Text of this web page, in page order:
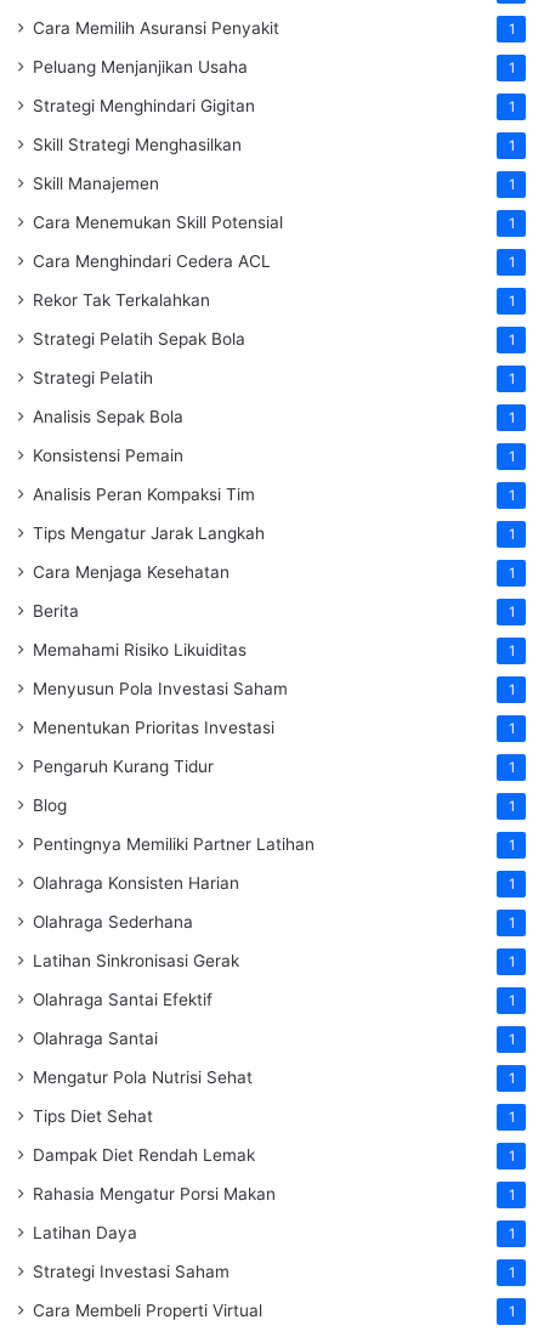
Cara Memilih Asuransi Penyakit 1
Peluang Menjanjikan Usaha 1
Strategi Menghindari Gigitan 1
Skill Strategi Menghasilkan 1
Skill Manajemen 1
Cara Menemukan Skill Potensial 1
Cara Menghindari Cedera ACL 1
Rekor Tak Terkalahkan 1
Strategi Pelatih Sepak Bola 1
Strategi Pelatih 1
Analisis Sepak Bola 1
Konsistensi Pemain 1
Analisis Peran Kompaksi Tim 1
Tips Mengatur Jarak Langkah 1
Cara Menjaga Kesehatan 1
Berita 1
Memahami Risiko Likuiditas 1
Menyusun Pola Investasi Saham 1
Menentukan Prioritas Investasi 1
Pengaruh Kurang Tidur 1
Blog 1
Pentingnya Memiliki Partner Latihan 1
Olahraga Konsisten Harian 1
Olahraga Sederhana 1
Latihan Sinkronisasi Gerak 1
Olahraga Santai Efektif 1
Olahraga Santai 1
Mengatur Pola Nutrisi Sehat 1
Tips Diet Sehat 1
Dampak Diet Rendah Lemak 1
Rahasia Mengatur Porsi Makan 1
Latihan Daya 1
Strategi Investasi Saham 1
Cara Membeli Properti Virtual 1